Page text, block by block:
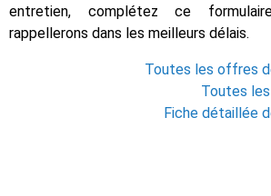
entretien, complétez ce
rappellerons dans les meilleurs délais.
Toutes les offres
Toutes
Fiche détaillée